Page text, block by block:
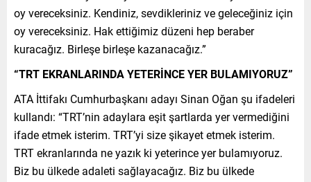
oy vereceksiniz. Kendiniz, sevdikleriniz ve geleceğiniz için
oy vereceksiniz. Hak ettiğimiz düzeni hep beraber
kuracağız. Birleşe birleşe kazanacağız.”
“TRT EKRANLARINDA YETERİNCE YER BULAMIYORUZ”
ATA İttifakı Cumhurbaşkanı adayı Sinan Oğan şu ifadeleri
kullandı: “TRT’nin adaylara eşit şartlarda yer vermediğini
ifade etmek isterim. TRT’yi size şikayet etmek isterim.
TRT ekranlarında ne yazık ki yeterince yer bulamıyoruz.
Biz bu ülkede adaleti sağlayacağız. Biz bu ülkede